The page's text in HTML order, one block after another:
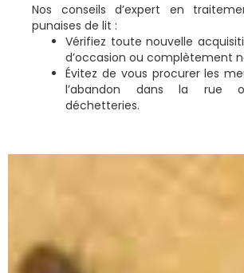
Nos conseils d’expert en
punaises de lit :
Vérifiez toute nouvelle
d’occasion ou complètement
Évitez de vous procurer les
l’abandon dans la rue
déchetteries.